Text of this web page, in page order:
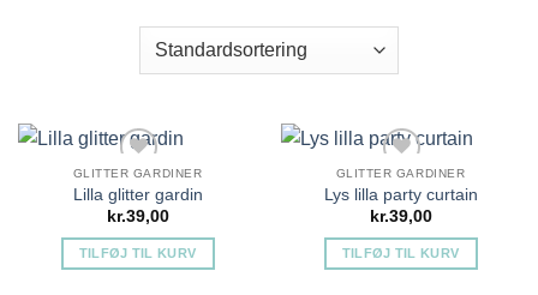
GLITTER GARDINER
Lilla glitter gardin
kr.39,00
TILFØJ TIL KURV
GLITTER GARDINER
Lys lilla party curtain
kr.39,00
TILFØJ TIL KURV